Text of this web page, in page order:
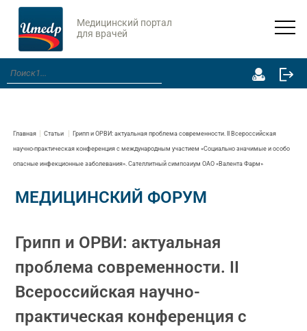
Медицинский портал
для врачей
Главная Статьи Грипп и ОРВИ: актуальная проблема современности. II Всероссийская
научно-практическая конференция с международным участием «Социально значимые и особо
опасные инфекционные заболевания». Сателлитный симпозиум ОАО «Валента Фарм»
МЕДИЦИНСКИЙ ФОРУМ
Грипп и ОРВИ: актуальная
проблема современности. II
Всероссийская научно-
практическая конференция с